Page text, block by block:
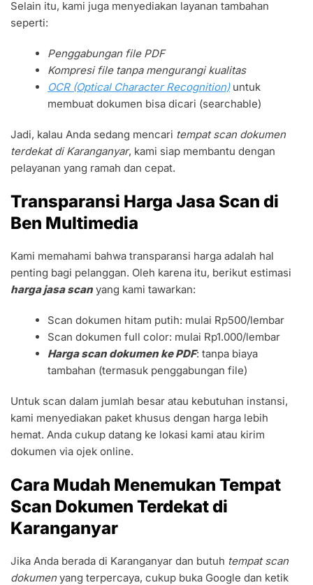
Selain itu, kami juga menyediakan layanan tambahan
seperti:
Penggabungan file PDF
Kompresi file tanpa mengurangi kualitas
OCR (Optical Character Recognition)untuk
membuat dokumen bisa dicari (searchable)
Jadi, kalau Anda sedang mencari tempat scan dokumen
terdekat di Karanganyar, kami siap membantu dengan
pelayanan yang ramah dan cepat.
Transparansi Harga Jasa Scan di
Ben Multimedia
Kami memahami bahwa transparansi harga adalah hal
penting bagi pelanggan. Oleh karena itu, berikut estimasi
harga jasa scan yang kami tawarkan:
Scan dokumen hitam putih: mulai Rp500/lembar
Scan dokumen full color: mulai Rp1.000/lembar
Harga scan dokumen ke PDF: tanpa biaya
tambahan (termasuk penggabungan file)
Untuk scan dalam jumlah besar atau kebutuhan instansi,
kami menyediakan paket khusus dengan harga lebih
hemat. Anda cukup datang ke lokasi kami atau kirim
dokumen via ojek online.
Cara Mudah Menemukan Tempat
Scan Dokumen Terdekat di
Karanganyar
Jika Anda berada di Karanganyar dan butuh tempat scan
dokumen yang terpercaya, cukup buka Google dan ketik